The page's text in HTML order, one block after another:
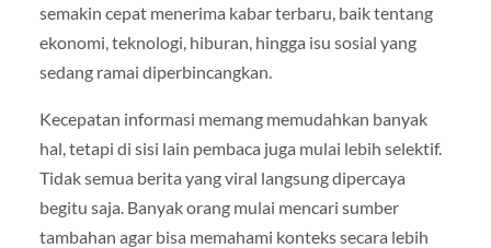
semakin cepat menerima kabar terbaru, baik tentang
ekonomi, teknologi, hiburan, hingga isu sosial yang
sedang ramai diperbincangkan.
Kecepatan informasi memang memudahkan banyak
hal, tetapi di sisi lain pembaca juga mulai lebih selektif.
Tidak semua berita yang viral langsung dipercaya
begitu saja. Banyak orang mulai mencari sumber
tambahan agar bisa memahami konteks secara lebih